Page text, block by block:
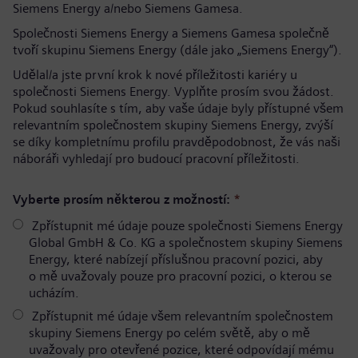
Siemens Energy a/nebo Siemens Gamesa.
Společnosti Siemens Energy a Siemens Gamesa společně
tvoří skupinu Siemens Energy (dále jako „Siemens Energy“).
Udělal/a jste první krok k nové příležitosti kariéry u
společnosti Siemens Energy. Vyplňte prosím svou žádost.
Pokud souhlasíte s tím, aby vaše údaje byly přístupné všem
relevantním společnostem skupiny Siemens Energy, zvýší
se díky kompletnímu profilu pravděpodobnost, že vás naši
náboráři vyhledají pro budoucí pracovní příležitosti.
Vyberte prosím některou z možností: *
Zpřístupnit mé údaje pouze společnosti Siemens Energy
Global GmbH & Co. KG a společnostem skupiny Siemens
Energy, které nabízejí příslušnou pracovní pozici, aby
o mě uvažovaly pouze pro pracovní pozici, o kterou se
ucházím.
Zpřístupnit mé údaje všem relevantním společnostem
skupiny Siemens Energy po celém světě, aby o mě
uvažovaly pro otevřené pozice, které odpovídají mému